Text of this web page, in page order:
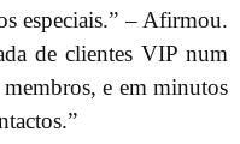
especiais.” – Afirmou.
de clientes VIP num
e em minutos